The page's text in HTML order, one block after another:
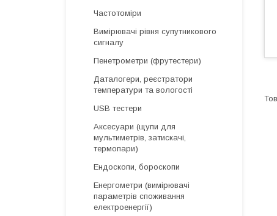
Частотоміри
Вимірювачі рівня супутникового
сигналу
Пенетрометри (фрутестери)
Даталогери, реєстратори
температури та вологості
USB тестери
Аксесуари (щупи для
мультиметрів, затискачі,
термопари)
Ендоскопи, бороскопи
Енергометри (вимірювачі
параметрів споживання
електроенергії)